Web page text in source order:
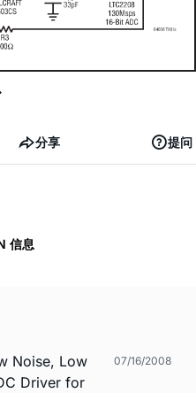
分享 提问
信息
Noise, Low
Driver for
07/16/2008